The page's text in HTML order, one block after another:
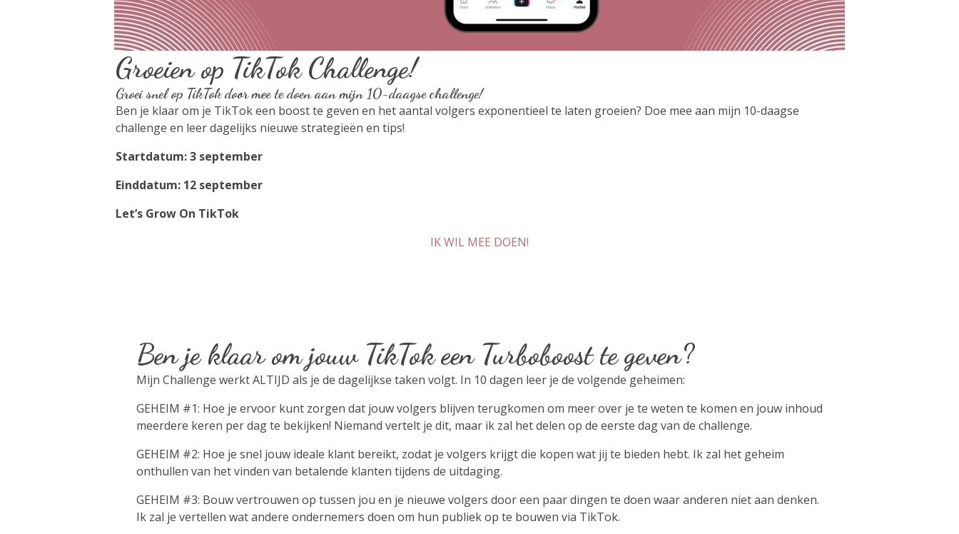
Groeien op TikTok Challenge!
Groei snel op TikTok door mee te doen aan mijn 10-daagse challenge!
Ben je klaar om je TikTok een boost te geven en het aantal volgers exponentieel te laten groeien? Doe mee aan mijn 10-daagse
challenge en leer dagelijks nieuwe strategieën en tips!
Startdatum: 3 september
Einddatum: 12 september
Let’s Grow On TikTok
IK WIL MEE DOEN!
Ben je klaar om jouw TikTok een Turboboost te geven?
Mijn Challenge werkt ALTIJD als je de dagelijkse taken volgt. In 10 dagen leer je de volgende geheimen:
GEHEIM #1: Hoe je ervoor kunt zorgen dat jouw volgers blijven terugkomen om meer over je te weten te komen en jouw inhoud
meerdere keren per dag te bekijken! Niemand vertelt je dit, maar ik zal het delen op de eerste dag van de challenge.
GEHEIM #2: Hoe je snel jouw ideale klant bereikt, zodat je volgers krijgt die kopen wat jij te bieden hebt. Ik zal het geheim
onthullen van het vinden van betalende klanten tijdens de uitdaging.
GEHEIM #3: Bouw vertrouwen op tussen jou en je nieuwe volgers door een paar dingen te doen waar anderen niet aan denken.
Ik zal je vertellen wat andere ondernemers doen om hun publiek op te bouwen via TikTok.